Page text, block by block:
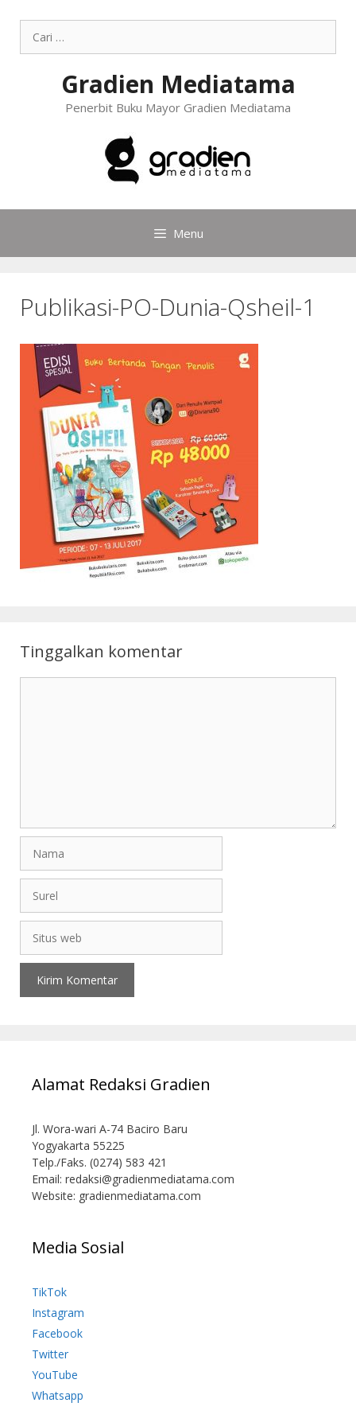
Gradien Mediatama
Penerbit Buku Mayor Gradien Mediatama
Menu
Publikasi-PO-Dunia-Qsheil-1
Tinggalkan komentar
Alamat Redaksi Gradien
Jl. Wora-wari A-74 Baciro Baru
Yogyakarta 55225
Telp./Faks. (0274) 583 421
Email: redaksi@gradienmediatama.com
Website: gradienmediatama.com
Media Sosial
TikTok
Instagram
Facebook
Twitter
YouTube
Whatsapp